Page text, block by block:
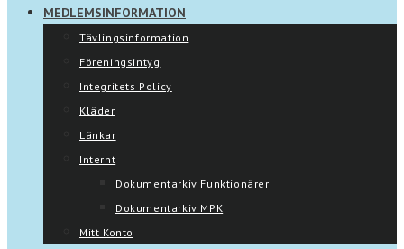
MEDLEMSINFORMATION
Tävlingsinformation
Föreningsintyg
Integritets Policy
Kläder
Länkar
Internt
Dokumentarkiv Funktionärer
Dokumentarkiv MPK
Mitt Konto